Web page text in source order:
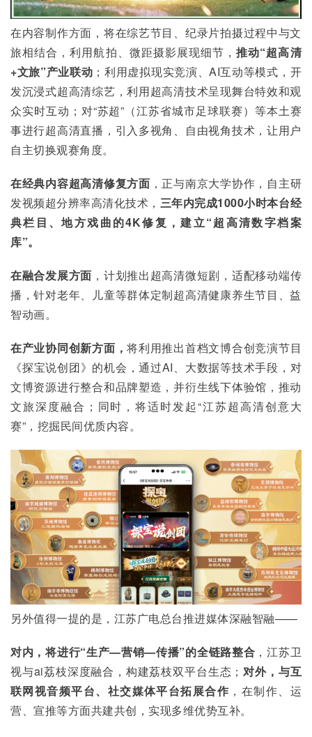
在内容制作方面，将在综艺节目、纪录片拍摄过程中与文
旅相结合，利用航拍、微距摄影展现细节，推动“超高清
+文旅”产业联动 ；利用虚拟现实竞演、AI互动等模式，开
发沉浸式超高清综艺，利用超高清技术呈现舞台特效和观
众实时互动；对“苏超”（江苏省城市足球联赛）等本土赛
事进行超高清直播，引入多视角、自由视角技术，让用户
自主切换观赛角度。
在经典内容超高清修复方面 ，正与南京大学协作，自主研
发视频超分辨率高清化技术， 三年内完成1000小时本台经
典栏目、地方戏曲的4K修复，建立“超高清数字档案
库”。
在融合发展方面 ，计划推出超高清微短剧，适配移动端传
播，针对老年、儿童等群体定制超高清健康养生节目、益
智动画。
在产业协同创新方面，将利用推出首档文博合创竞演节目
《探宝说创团》的机会，通过AI、大数据等技术手段，对
文博资源进行整合和品牌塑造，并衍生线下体验馆，推动
文旅深度融合；同时，将适时发起“江苏超高清创意大
赛”，挖掘民间优质内容。
另外值得一提的是，江苏广电总台推进媒体深融智融——
对内，将进行“生产—营销—传播”的全链路整合 ，江苏卫
视与ai荔枝深度融合，构建荔枝双平台生态； 对外，与互
联网视音频平台、社交媒体平台拓展合作 ，在制作、运
营、宣推等方面共建共创，实现多维优势互补。